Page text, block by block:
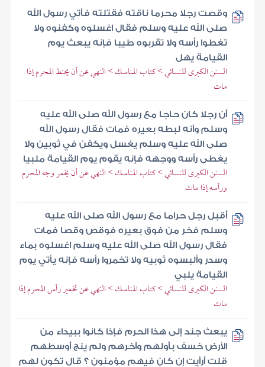
وقصت رجلا محرما ناقته فقتلته فأتي رسول الله
صلى الله عليه وسلم فقال اغسلوه وكفنوه ولا
تغطوا رأسه ولا تقربوه طيبا فإنه يبعث يوم
القيامة يهل
السنن الكبرى للنسائي > كتاب المناسك > النهي عن أن يحنط المحرم إذا
مات
أن رجلا كان حاجا مع رسول الله صلى الله عليه
وسلم وأنه لبطه بعيره فمات فقال رسول الله
صلى الله عليه وسلم يغسل ويكفن في ثوبين ولا
يغطى رأسه ووجهه فإنه يقوم يوم القيامة ملبيا
السنن الكبرى للنسائي > كتاب المناسك > النهي عن أن يخمر وجه المحرم
ورأسه إذا مات
أقبل رجل حراما مع رسول الله صلى الله عليه
وسلم فخر من فوق بعيره فوقص وقصا فمات
فقال رسول الله صلى الله عليه وسلم اغسلوه بماء
وسدر وألبسوه ثوبيه ولا تخمروا رأسه فإنه يأتي يوم
القيامة يلبي
السنن الكبرى للنسائي > كتاب المناسك > النهي عن تخمير رأس المحرم إذا
مات
يبعث جند إلى هذا الحرم فإذا كانوا ببيداء من
الأرض خسف بأولهم وآخرهم ولم ينج أوسطهم
قلت أرأيت إن كان فيهم مؤمنون ؟ قال تكون لهم